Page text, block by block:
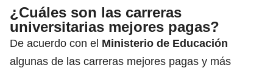
¿Cuáles son las carreras
universitarias mejores pagas?
De acuerdo con el Ministerio de Educación
algunas de las carreras mejores pagas y más